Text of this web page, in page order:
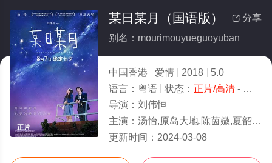
正片
 分享
某日某月（国语版）
别名：mourimouyueguoyuban
中国香港 爱情 2018
5.0
语言： 粤语 状态： 正片/高清- 免费在线观看
导演： 刘伟恒
主演： 汤怡,原岛大地,陈茵媺,夏韶声,雷颂德,郑丹瑞,邵美琪,吕颂贤,林以诺,郭启华,谈善言,吴良荣,吴千语,马溱禧,岑珈其
更新时间： 2024-03-08